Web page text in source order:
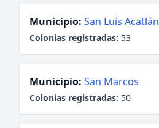
Municipio: San Luis Acatlán
Colonias registradas: 53
Municipio: San Marcos
Colonias registradas: 50